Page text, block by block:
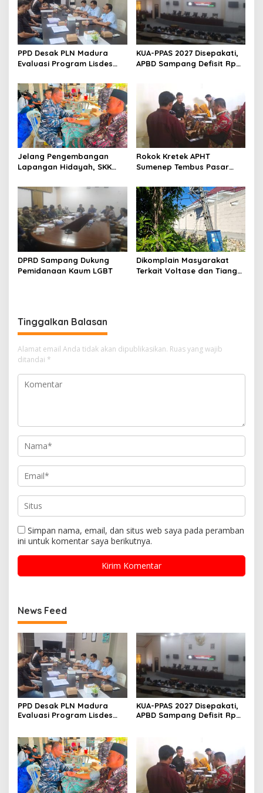
PPD Desak PLN Madura
Evaluasi Program Lisdes
KUA-PPAS 2027 Disepakati,
APBD Sampang Defisit Rp
Jelang Pengembangan
Lapangan Hidayah, SKK
Perkuat Sinergi dengan
Nelayan Sampang
Rokok Kretek APHT
Sumenep Tembus Pasar
DPRD Sampang Dukung
Pemidanaan Kaum LGBT
Dikomplain Masyarakat
Terkait Voltase dan Tiang
Tinggalkan Balasan
Alamat email Anda tidak akan dipublikasikan. Ruas yang wajib
ditandai *
Simpan nama, email, dan situs web saya pada peramban
ini untuk komentar saya berikutnya.
News Feed
PPD Desak PLN Madura
Evaluasi Program Lisdes
KUA-PPAS 2027 Disepakati,
APBD Sampang Defisit Rp